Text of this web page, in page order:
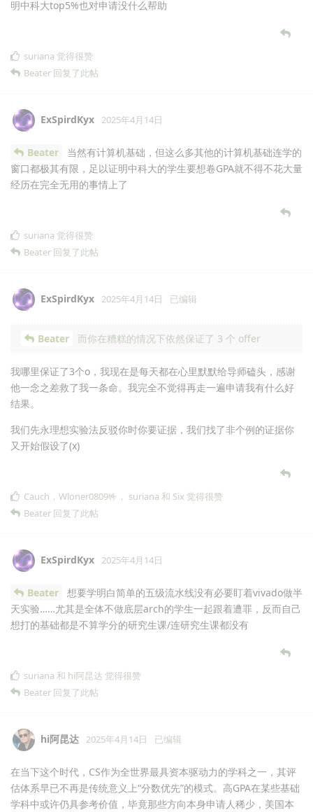
明中科大top5%也对申请没什么帮助
suriana 觉得很赞
Beater 回复了此帖
ExSpirdKyx 2025年4月14日
Beater
当然有计算机基础，但这么多其他的计算机基础连学的
窗口都极其有限，足以证明中科大的学生要想卷GPA就不得不花大量
经历在完全无用的事情上了
suriana 觉得很赞
Beater 回复了此帖
ExSpirdKyx 2025年4月14日 已编辑
Beater 而你在糟糕的情况下依然保证了 3 个 offer
我哪里保证了3个o，我现在是每天都在心里默默给导师磕头，感谢
他一念之差救了我一条命。我完全不觉得再走一遍申请我有什么好
结果。
我们先永理想实验法反驳你时你要证据，我们找了非个例的证据你
又开始假设了(x)
Cauch ， Wloner0809🤟 ， suriana 和 Six 觉得很赞
Beater 回复了此帖
ExSpirdKyx 2025年4月14日
Beater
想要学明白简单的五级流水线没有必要盯着vivado做半
天实验……尤其是全体不做底层arch的学生一起跟着遭罪，反而自己
想打的基础都是不算学分的研究生课/连研究生课都没有
suriana 和 hi阿昆达 觉得很赞
Beater 回复了此帖
hi阿昆达 2025年4月14日 已编辑
在当下这个时代，CS作为全世界最具资本驱动力的学科之一，其评
估体系早已不再是传统意义上“分数优先”的模式。高GPA在某些基础
学科中或许仍具参考价值，毕竟那些方向本身申请人稀少，美国本